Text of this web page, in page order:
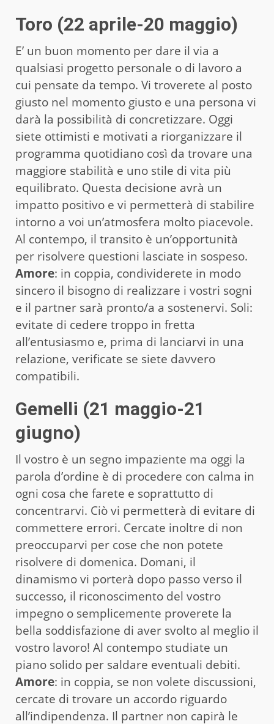
Toro (22 aprile-20 maggio)
E’ un buon momento per dare il via a
qualsiasi progetto personale o di lavoro a
cui pensate da tempo. Vi troverete al posto
giusto nel momento giusto e una persona vi
darà la possibilità di concretizzare. Oggi
siete ottimisti e motivati a riorganizzare il
programma quotidiano così da trovare una
maggiore stabilità e uno stile di vita più
equilibrato. Questa decisione avrà un
impatto positivo e vi permetterà di stabilire
intorno a voi un’atmosfera molto piacevole.
Al contempo, il transito è un’opportunità
per risolvere questioni lasciate in sospeso.
Amore: in coppia, condividerete in modo
sincero il bisogno di realizzare i vostri sogni
e il partner sarà pronto/a a sostenervi. Soli:
evitate di cedere troppo in fretta
all’entusiasmo e, prima di lanciarvi in una
relazione, verificate se siete davvero
compatibili.
Gemelli (21 maggio-21
giugno)
Il vostro è un segno impaziente ma oggi la
parola d’ordine è di procedere con calma in
ogni cosa che farete e soprattutto di
concentrarvi. Ciò vi permetterà di evitare di
commettere errori. Cercate inoltre di non
preoccuparvi per cose che non potete
risolvere di domenica. Domani, il
dinamismo vi porterà dopo passo verso il
successo, il riconoscimento del vostro
impegno o semplicemente proverete la
bella soddisfazione di aver svolto al meglio il
vostro lavoro! Al contempo studiate un
piano solido per saldare eventuali debiti.
Amore: in coppia, se non volete discussioni,
cercate di trovare un accordo riguardo
all’indipendenza. Il partner non capirà le